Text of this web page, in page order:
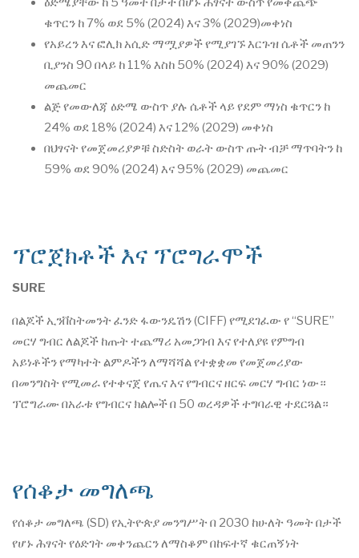
ቁጥርን ከ 7% ወደ 5% (2024) እና 3% (2029)መቀነስ
የአይረን እና ፎሊክ አሲድ ማሟያዎች የሚያገኙ እርጉዝ ሴቶች መጠንን
ቢያንስ 90 በላይ ከ 11% እስከ 50% (2024) እና 90% (2029)
መጨመር
ልጅ የመውለጃ ዕድሜ ውስጥ ያሉ ሴቶች ላይ የደም ማነስ ቁጥርን ከ
24% ወደ 18% (2024) እና 12% (2029) መቀነስ
በህፃናት የመጀመሪያዎቹ ስድስት ወራት ውስጥ ጡት ብቻ ማጥባትን ከ
59% ወደ 90% (2024) እና 95% (2029) መጨመር
ፕሮጀክቶች እና ፕሮግራሞች
SURE
በልጆች ኢንቨስትመንት ፈንድ ፋውንዴሽን (CIFF) የሚደገፈው የ “SURE”
መርሃ ግብር ለልጆች ከጡት ተጨማሪ አመጋገብ እና የተለያዩ የምግብ
አይነቶችን የማካተት ልምዶችን ለማሻሻል የተቋቋመ የመጀመሪያው
በመንግስት የሚመራ የተቀናጀ የጤና እና የግብርና ዘርፍ መርሃ ግብር ነው።
ፕሮግራሙ በአራቱ የግብርና ክልሎች በ 50 ወረዳዎች ተግባራዊ ተደርጓል።
የሰቆታ መግለጫ
የሰቆታ መግለጫ (SD) የኢትዮጵያ መንግሥት በ 2030 ከሁለት ዓመት በታች
የሆኑ ሕፃናት የዕድገት መቀንጨርን ለማስቆም በከፍተኛ ቁርጠኝነት